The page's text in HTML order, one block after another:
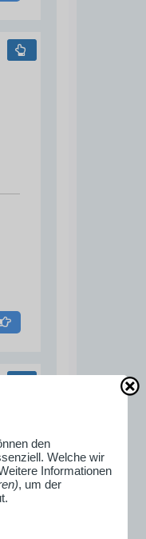
den
Welche wir
Informationen
, um der